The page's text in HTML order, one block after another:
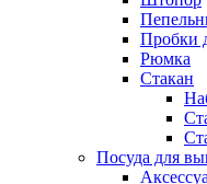
Пробки
Рюмка
Стакан
Посуда для